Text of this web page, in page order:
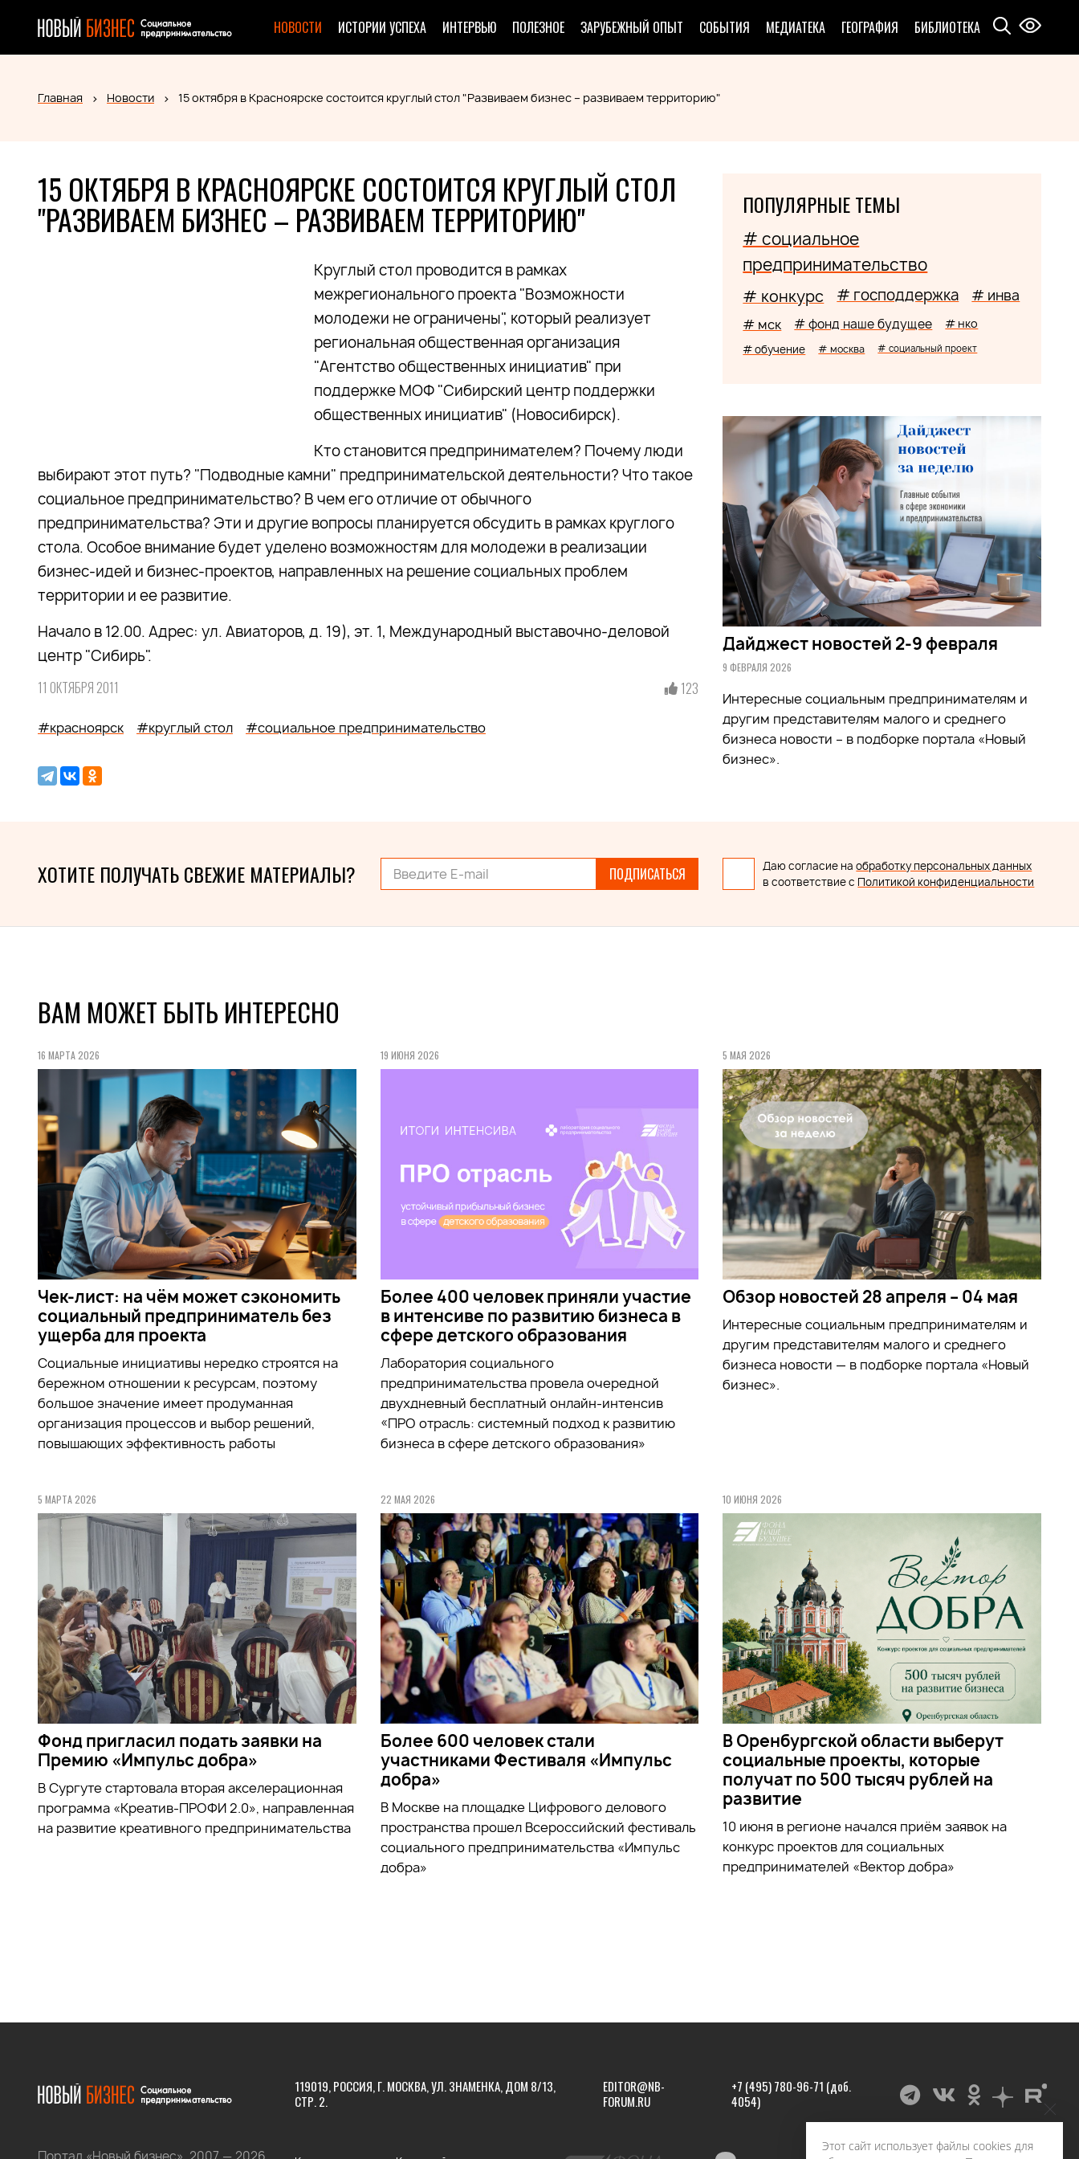
НОВОСТИ ИСТОРИИ УСПЕХА ИНТЕРВЬЮ ПОЛЕЗНОЕ ЗАРУБЕЖНЫЙ ОПЫТ СОБЫТИЯ МЕДИАТЕКА ГЕОГРАФИЯ БИБЛИОТЕКА
Главная Новости 15 октября в Красноярске состоится круглый стол "Развиваем бизнес – развиваем территорию"
15 ОКТЯБРЯ В КРАСНОЯРСКЕ СОСТОИТСЯ КРУГЛЫЙ СТОЛ
"РАЗВИВАЕМ БИЗНЕС – РАЗВИВАЕМ ТЕРРИТОРИЮ"
Круглый стол проводится в рамках
межрегионального проекта "Возможности
молодежи не ограничены", который реализует
региональная общественная организация
"Агентство общественных инициатив" при
поддержке МОФ "Сибирский центр поддержки
общественных инициатив" (Новосибирск).
Кто становится предпринимателем? Почему люди
выбирают этот путь? "Подводные камни" предпринимательской деятельности? Что такое
социальное предпринимательство? В чем его отличие от обычного
предпринимательства? Эти и другие вопросы планируется обсудить в рамках круглого
стола. Особое внимание будет уделено возможностям для молодежи в реализации
бизнес-идей и бизнес-проектов, направленных на решение социальных проблем
территории и ее развитие.
Начало в 12.00. Адрес: ул. Авиаторов, д. 19), эт. 1, Международный выставочно-деловой
центр "Сибирь".
11 ОКТЯБРЯ 2011 123
#красноярск #круглый стол #социальное предпринимательство
ПОПУЛЯРНЫЕ ТЕМЫ
# социальное
предпринимательство
# конкурс # господдержка # инва
# мск # фонд наше будущее # нко
# обучение # москва # социальный проект
Дайджест новостей 2-9 февраля
9 ФЕВРАЛЯ 2026
Интересные социальным предпринимателям и
другим представителям малого и среднего
бизнеса новости – в подборке портала «Новый
бизнес».
ХОТИТЕ ПОЛУЧАТЬ СВЕЖИЕ МАТЕРИАЛЫ? ПОДПИСАТЬСЯ Даю согласие наобработку персональных данных
в соответствие с Политикой конфиденциальности
ВАМ МОЖЕТ БЫТЬ ИНТЕРЕСНО
16 МАРТА 2026
Чек-лист: на чём может сэкономить
социальный предприниматель без
ущерба для проекта
Социальные инициативы нередко строятся на
бережном отношении к ресурсам, поэтому
большое значение имеет продуманная
организация процессов и выбор решений,
повышающих эффективность работы
19 ИЮНЯ 2026
Более 400 человек приняли участие
в интенсиве по развитию бизнеса в
сфере детского образования
Лаборатория социального
предпринимательства провела очередной
двухдневный бесплатный онлайн-интенсив
«ПРО отрасль: системный подход к развитию
бизнеса в сфере детского образования»
5 МАЯ 2026
Обзор новостей 28 апреля – 04 мая
Интересные социальным предпринимателям и
другим представителям малого и среднего
бизнеса новости — в подборке портала «Новый
бизнес».
5 МАРТА 2026
Фонд пригласил подать заявки на
Премию «Импульс добра»
В Сургуте стартовала вторая акселерационная
программа «Креатив-ПРОФИ 2.0», направленная
на развитие креативного предпринимательства
22 МАЯ 2026
Более 600 человек стали
участниками Фестиваля «Импульс
добра»
В Москве на площадке Цифрового делового
пространства прошел Всероссийский фестиваль
социального предпринимательства «Импульс
добра»
10 ИЮНЯ 2026
В Оренбургской области выберут
социальные проекты, которые
получат по 500 тысяч рублей на
развитие
10 июня в регионе начался приём заявок на
конкурс проектов для социальных
предпринимателей «Вектор добра»
119019, РОССИЯ, Г. МОСКВА, УЛ. ЗНАМЕНКА, ДОМ 8/13,
СТР. 2.
EDITOR@NB-
FORUM.RU
+7 (495) 780-96-71 (доб.
4054)
Этот сайт использует файлы cookies для